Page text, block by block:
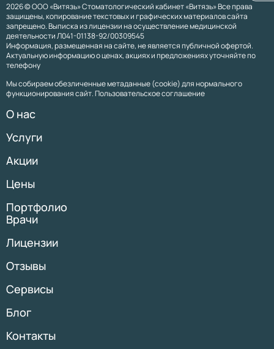
2026 © ООО «Витязь» Стоматологический кабинет «Витязь» Все права
защищены, копирование текстовых и графических материалов сайта
запрещено. Выписка из лицензии на осуществление медицинской
деятельности Л041-01138-92/00309545
Информация, размещенная на сайте, не является публичной офертой.
Актуальную информацию о ценах, акциях и предложениях уточняйте по
телефону
Мы собираем обезличенные метаданные (cookie) для нормального
функционирования сайт. Пользовательское соглашение
О нас
Услуги
Акции
Цены
Портфолио
Врачи
Лицензии
Отзывы
Сервисы
Блог
Контакты